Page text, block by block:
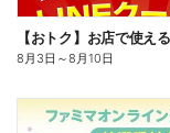
8月3日 ～8月10日